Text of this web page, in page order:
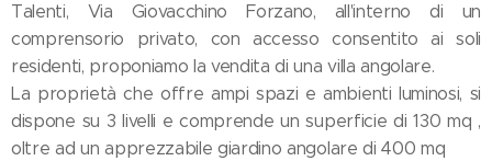
Talenti, Via Giovacchino Forzano, all'interno di un
comprensorio privato, con accesso consentito ai soli
residenti, proponiamo la vendita di una villa angolare.
La proprietà che offre ampi spazi e ambienti luminosi, si
dispone su 3 livelli e comprende un superficie di 130 mq ,
oltre ad un apprezzabile giardino angolare di 400 mq